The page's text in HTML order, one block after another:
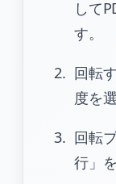
して
す。
回転
度を
回転
行」